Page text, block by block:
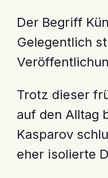
Der Begriff
Gelegentlich
Trotz dieser
auf den Alltag
Kasparov
eher isolierte